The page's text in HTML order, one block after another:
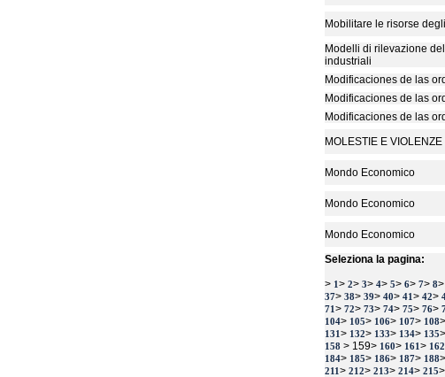
Mobilitare le risorse
Modelli di rilevazione
industriali
Modificaciones de las
Modificaciones de las
Modificaciones de las
MOLESTIE E VIOLENZE
Mondo Economico
Mondo Economico
Mondo Economico
Seleziona la pagina:
> 1> 2> 3> 4> 5> 6> 7> 8>
37> 38> 39> 40> 41> 42>
71> 72> 73> 74> 75> 76>
104> 105> 106> 107> 108>
131> 132> 133> 134> 135>
158 > 159> 160> 161> 162
184> 185> 186> 187> 188>
211> 212> 213> 214> 215>